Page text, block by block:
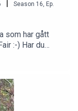
| Season 16 Ep.
som har gått
:-) Har du
Klikk